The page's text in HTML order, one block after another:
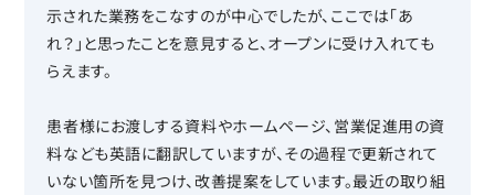
示された業務をこなすのが中心でしたが、ここでは「あ
れ？」と思ったことを意見すると、オープンに受け入れても
らえます。
患者様にお渡しする資料やホームページ、営業促進用の資
料なども英語に翻訳していますが、その過程で更新されて
いない箇所を見つけ、改善提案をしています。最近の取り組